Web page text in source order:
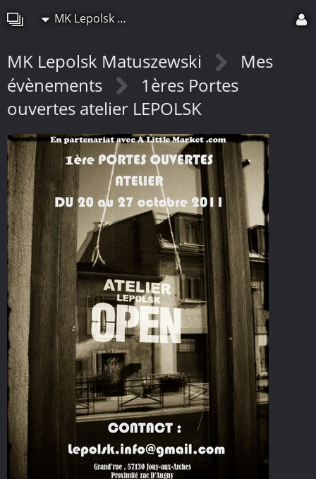
MK Lepolsk Matuszewski
MK Lepolsk Matuszewski
Mes
évènements
1ères Portes
ouvertes atelier LEPOLSK